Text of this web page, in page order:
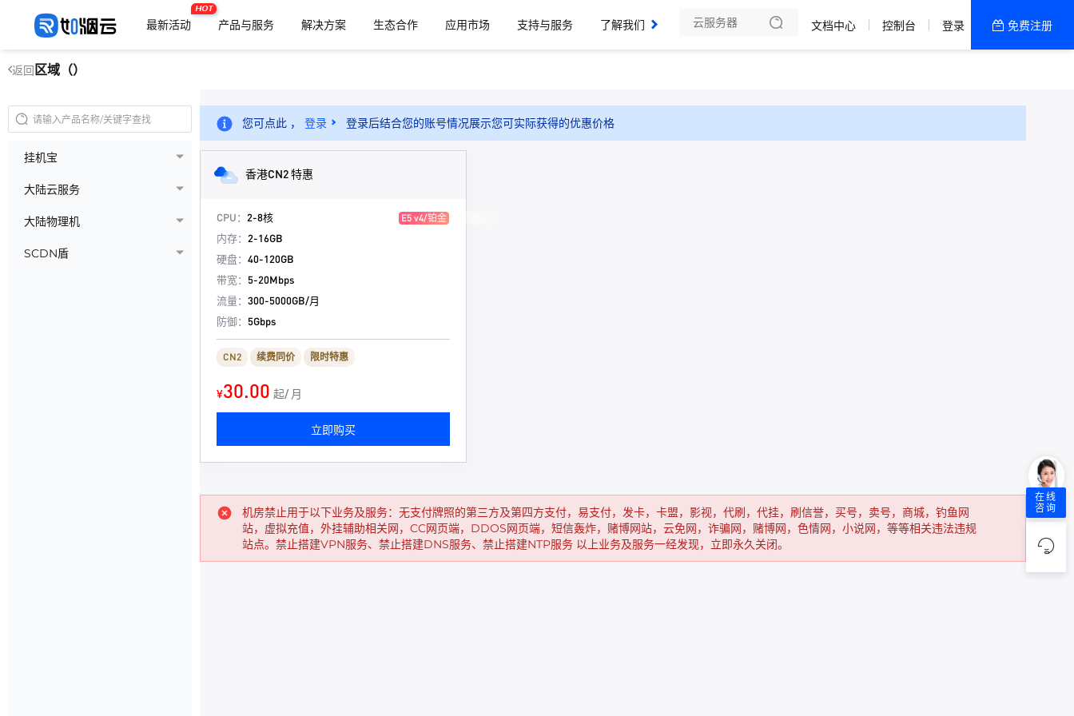
最新活动
HOT
产品与服务 解决方案 生态合作 应用市场 支持与服务
了解我们
文档中心 控制台 登录 免费注册
返回 区域（）
挂机宝
大陆云服务
大陆物理机
SCDN盾
您可点此 ， 登录 登录后结合您的账号情况展示您可实际获得的优惠价格
香港CN2 特惠
CPU： 2-8核 E5 v4/铂金
内存： 2-16GB
硬盘： 40-120GB
带宽： 5-20Mbps
流量： 300-5000GB/月
防御： 5Gbps
CN2 续费同价 限时特惠
¥30.00 起/ 月
立即购买
机房禁止用于以下业务及服务：无支付牌照的第三方及第四方支付，易支付，发卡，卡盟，影视，代刷，代挂，刷信誉，买号，卖号，商城，钓鱼网
站，虚拟充值，外挂辅助相关网，CC网页端，DDOS网页端，短信轰炸，赌博网站，云免网，诈骗网，赌博网，色情网，小说网，等等相关违法违规
站点。禁止搭建VPN服务、禁止搭建DNS服务、禁止搭建NTP服务 以上业务及服务一经发现，立即永久关闭。
在线
咨询